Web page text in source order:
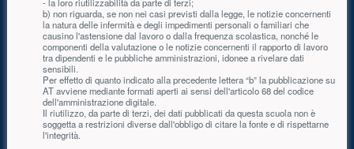
b) non riguarda, se non nei casi previsti dalla legge, le notizie concernenti
la natura delle infermità e degli impedimenti personali o familiari che
causino l'astensione dal lavoro o dalla frequenza scolastica, nonché le
componenti della valutazione o le notizie concernenti il rapporto di lavoro
tra dipendenti e le pubbliche amministrazioni, idonee a rivelare dati
sensibili.
Per effetto di quanto indicato alla precedente lettera “b” la pubblicazione su
AT avviene mediante formati aperti ai sensi dell'articolo 68 del codice
dell'amministrazione digitale.
Il riutilizzo, da parte di terzi, dei dati pubblicati da questa scuola non è
soggetta a restrizioni diverse dall'obbligo di citare la fonte e di rispettarne
l'integrità.